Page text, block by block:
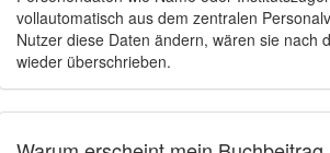
vollautomatisch aus dem zentralen
Nutzer diese Daten ändern, wären sie
wieder überschrieben.